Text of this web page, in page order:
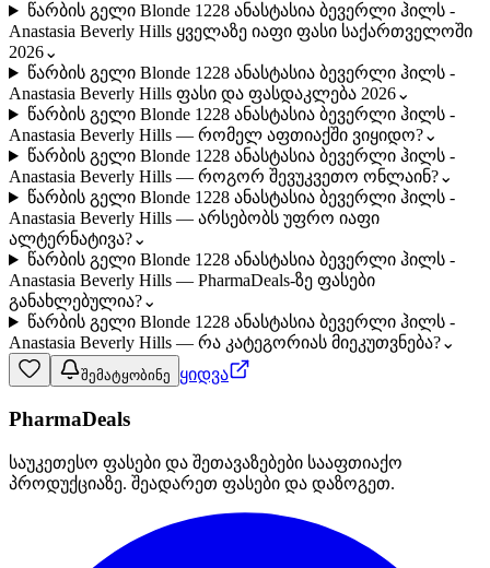
წარბის გელი Blonde 1228 ანასტასია ბევერლი ჰილს -
Anastasia Beverly Hills ყველაზე იაფი ფასი საქართველოში
2026⌄
წარბის გელი Blonde 1228 ანასტასია ბევერლი ჰილს -
Anastasia Beverly Hills ფასი და ფასდაკლება 2026⌄
წარბის გელი Blonde 1228 ანასტასია ბევერლი ჰილს -
Anastasia Beverly Hills — რომელ აფთიაქში ვიყიდო?⌄
წარბის გელი Blonde 1228 ანასტასია ბევერლი ჰილს -
Anastasia Beverly Hills — როგორ შევუკვეთო ონლაინ?⌄
წარბის გელი Blonde 1228 ანასტასია ბევერლი ჰილს -
Anastasia Beverly Hills — არსებობს უფრო იაფი
ალტერნატივა?⌄
წარბის გელი Blonde 1228 ანასტასია ბევერლი ჰილს -
Anastasia Beverly Hills — PharmaDeals-ზე ფასები
განახლებულია?⌄
წარბის გელი Blonde 1228 ანასტასია ბევერლი ჰილს -
Anastasia Beverly Hills — რა კატეგორიას მიეკუთვნება?⌄
შემატყობინე ყიდვა
PharmaDeals
საუკეთესო ფასები და შეთავაზებები სააფთიაქო
პროდუქციაზე. შეადარეთ ფასები და დაზოგეთ.